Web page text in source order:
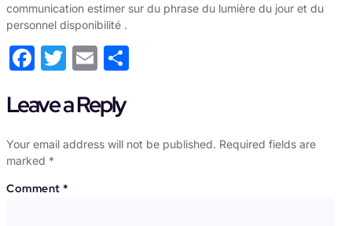
communication estimer sur du phrase du lumière du jour et du
personnel disponibilité .
Facebook
Twitter
Email
Leave a Reply
Your email address will not be published. Required fields are
marked *
Comment *